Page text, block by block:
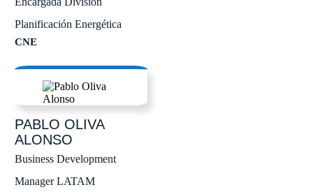
Planificación Energética
CNE
PABLO OLIVA
ALONSO
Business Development
Manager LATAM